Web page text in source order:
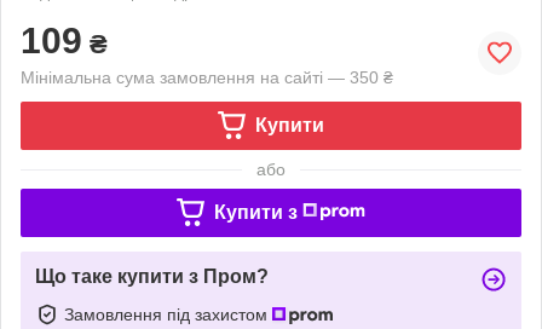
109 ₴
Мінімальна сума замовлення на сайті — 350 ₴
Купити
або
Купити з
Що таке купити з Пром?
Замовлення під захистом